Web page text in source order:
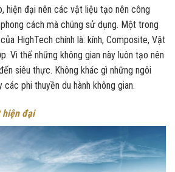
hiện đại nên các vật liệu tạo nên công
cách mà chúng sử dụng. Một trong
HighTech chính là: kính, Composite, Vật
Vì thế những không gian này luôn tạo nên
siêu thực. Không khác gì những ngôi
phi thuyền du hành không gian.
hiện đại